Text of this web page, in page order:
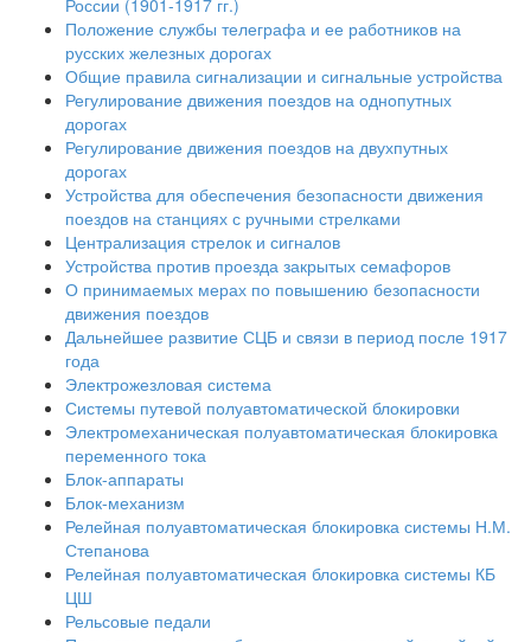
России (1901-1917 гг.)
Положение службы телеграфа и ее работников на
русских железных дорогах
Общие правила сигнализации и сигнальные устройства
Регулирование движения поездов на однопутных
дорогах
Регулирование движения поездов на двухпутных
дорогах
Устройства для обеспечения безопасности движения
поездов на станциях с ручными стрелками
Централизация стрелок и сигналов
Устройства против проезда закрытых семафоров
О принимаемых мерах по повышению безопасности
движения поездов
Дальнейшее развитие СЦБ и связи в период после 1917
года
Электрожезловая система
Системы путевой полуавтоматической блокировки
Электромеханическая полуавтоматическая блокировка
переменного тока
Блок-аппараты
Блок-механизм
Релейная полуавтоматическая блокировка системы Н.М.
Степанова
Релейная полуавтоматическая блокировка системы КБ
ЦШ
Рельсовые педали